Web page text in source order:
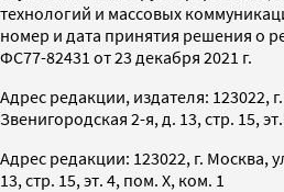
технологий и массовых
номер и дата принятия решения о
ФС77-82431 от 23 декабря 2021 г.
Адрес редакции, издателя: 123022,
Звенигородская 2-я, д. 13, стр. 15,
Адрес редакции: 123022, г. Москва,
13, стр. 15, эт. 4, пом. X, ком. 1